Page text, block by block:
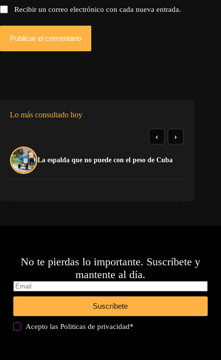
Recibir un correo electrónico con cada nueva entrada.
Publicar el comentario
Lo más consultado hoy
La espalda que no puede con el peso de Cuba
‹ ›
No te pierdas lo importante. Suscríbete y
mantente al día.
Suscríbete
Acepto lasPoliticas de privacidad*